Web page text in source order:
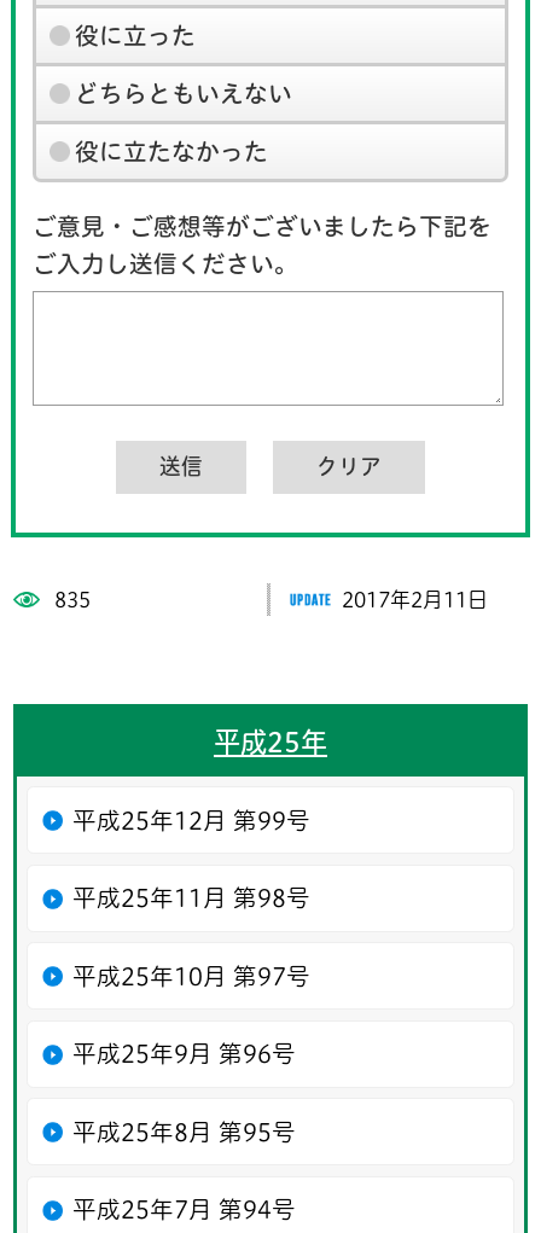
役に立った
どちらともいえない
役に立たなかった
ご意見・ご感想等がございましたら下記を
ご入力し送信ください。
835 2017年2月11日
平成25年
平成25年12月 第99号
平成25年11月 第98号
平成25年10月 第97号
平成25年9月 第96号
平成25年8月 第95号
平成25年7月 第94号